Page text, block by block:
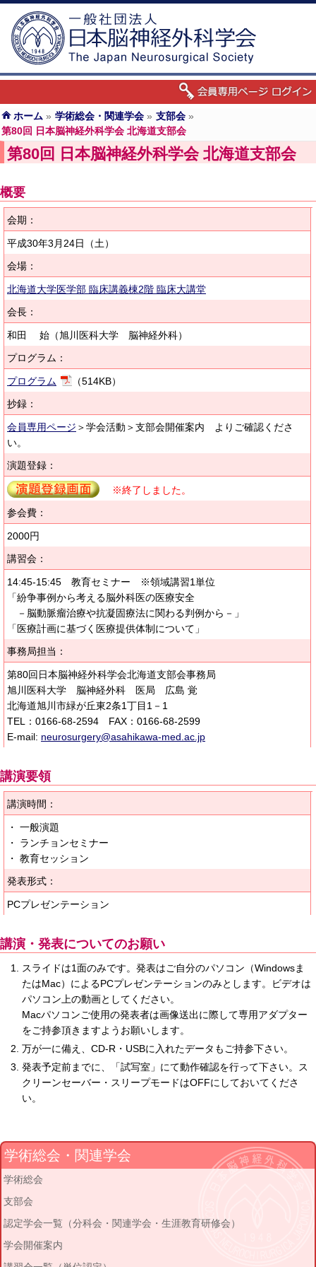
ホーム » 学術総会・関連学会 » 支部会 »
第80回 日本脳神経外科学会 北海道支部会
第80回 日本脳神経外科学会 北海道支部会
概要
会期：
平成30年3月24日
（土）
会場：
北海道大学医学部 臨床講義棟2階 臨床大講堂
会長：
和田 始（旭川医科大学 脳神経外科）
プログラム：
プログラム
（514KB）
抄録：
会員専用ページ ＞学会活動＞支部会開催案内 よりご確認くださ
い。
演題登録：
※終了しました。
参会費：
2000円
講習会：
14:45-15:45 教育セミナー ※領域講習1単位
「紛争事例から考える脳外科医の医療安全
－脳動脈瘤治療や抗凝固療法に関わる判例から－」
「医療計画に基づく医療提供体制について」
事務局担当：
第80回日本脳神経外科学会北海道支部会事務局
旭川医科大学 脳神経外科 医局 広島 覚
北海道旭川市緑が丘東2条1丁目1－1
TEL：0166-68-2594 FAX：0166-68-2599
E-mail: neurosurgery@asahikawa-med.ac.jp
講演要領
講演時間：
・ 一般演題
・ ランチョンセミナー
・ 教育セッション
発表形式：
PCプレゼンテーション
講演・発表についてのお願い
スライドは1面のみです。発表はご自分のパソコン（Windowsま
たはMac）によるPCプレゼンテーションのみとします。ビデオは
パソコン上の動画としてください。
Macパソコンご使用の発表者は画像送出に際して専用アダプター
をご持参頂きますようお願いします。
万が一に備え、CD-R・USBに入れたデータもご持参下さい。
発表予定前までに、「試写室」にて動作確認を行って下さい。ス
クリーンセーバー・スリープモードはOFFにしておいてくださ
い。
学術総会・関連学会
学術総会
支部会
認定学会一覧（分科会・関連学会・生涯教育研修会）
学会開催案内